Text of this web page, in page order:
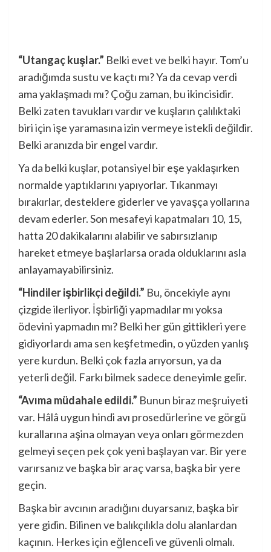
“Utangaç kuşlar.” Belki evet ve belki hayır. Tom’u
aradığımda sustu ve kaçtı mı? Ya da cevap verdi
ama yaklaşmadı mı? Çoğu zaman, bu ikincisidir.
Belki zaten tavukları vardır ve kuşların çalılıktaki
biri için işe yaramasına izin vermeye istekli değildir.
Belki aranızda bir engel vardır.
Ya da belki kuşlar, potansiyel bir eşe yaklaşırken
normalde yaptıklarını yapıyorlar. Tıkanmayı
bırakırlar, desteklere giderler ve yavaşça yollarına
devam ederler. Son mesafeyi kapatmaları 10, 15,
hatta 20 dakikalarını alabilir ve sabırsızlanıp
hareket etmeye başlarlarsa orada olduklarını asla
anlayamayabilirsiniz.
“Hindiler işbirlikçi değildi.” Bu, öncekiyle aynı
çizgide ilerliyor. İşbirliği yapmadılar mı yoksa
ödevini yapmadın mı? Belki her gün gittikleri yere
gidiyorlardı ama sen keşfetmedin, o yüzden yanlış
yere kurdun. Belki çok fazla arıyorsun, ya da
yeterli değil. Farkı bilmek sadece deneyimle gelir.
“Avıma müdahale edildi.” Bunun biraz meşruiyeti
var. Hâlâ uygun hindi avı prosedürlerine ve görgü
kurallarına aşina olmayan veya onları görmezden
gelmeyi seçen pek çok yeni başlayan var. Bir yere
varırsanız ve başka bir araç varsa, başka bir yere
geçin.
Başka bir avcının aradığını duyarsanız, başka bir
yere gidin. Bilinen ve balıkçılıkla dolu alanlardan
kaçının. Herkes için eğlenceli ve güvenli olmalı.